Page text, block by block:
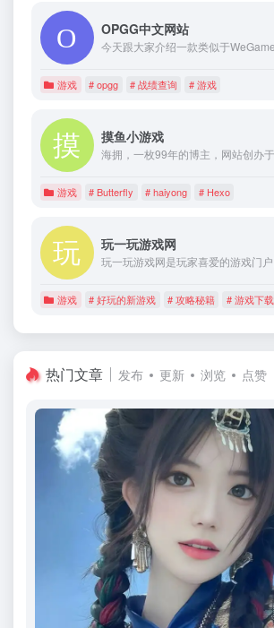
OPGG中文网站
游戏 # opgg # 战绩查询 # 游戏
摸鱼小游戏
游戏 # Butterfly # haiyong # Hexo
玩一玩游戏网
游戏 # 好玩的新游戏 # 攻略秘籍 # 游戏下载
热门文章 发布 更新 浏览 点赞